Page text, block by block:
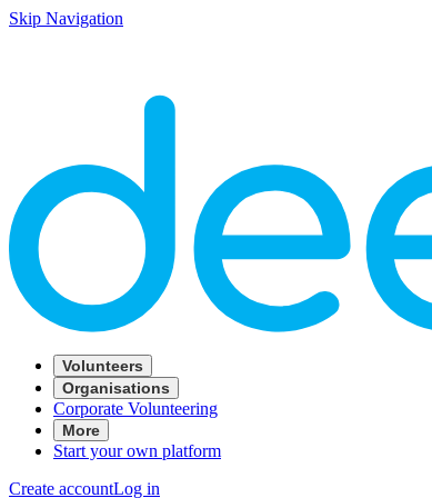
Skip Navigation
Volunteers
Organisations
Corporate Volunteering
More
Start your own platform
Create accountLog in